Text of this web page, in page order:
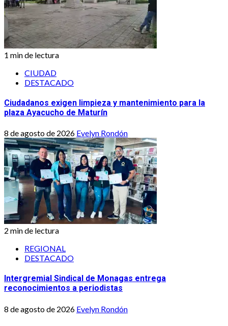
1 min de lectura
CIUDAD
DESTACADO
Ciudadanos exigen limpieza y mantenimiento para la
plaza Ayacucho de Maturín
8 de agosto de 2026 Evelyn Rondón
2 min de lectura
REGIONAL
DESTACADO
Intergremial Sindical de Monagas entrega
reconocimientos a periodistas
8 de agosto de 2026 Evelyn Rondón